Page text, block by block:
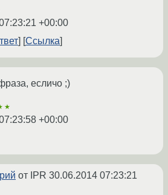
+00:00
Ссылка
есличо ;)
+00:00
от IPR 30.06.2014 07:23:21